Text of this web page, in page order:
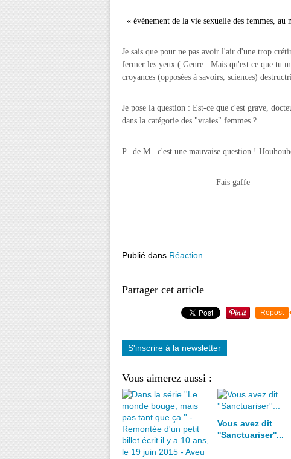
« événement de la vie sexuelle des femmes,
Je sais que pour ne pas avoir l'air d'une trop
fermer les yeux ( Genre : Mais qu'est ce que tu
croyances (opposées à savoirs, sciences)
Je pose la question : Est-ce que c'est grave,
dans la catégorie des "vraies" femmes ?
P...de M...c'est une mauvaise question !
Fais gaffe
Publié dans Réaction
Partager cet article
Repost
S'inscrire à la newsletter
Vous aimerez aussi :
Vous avez dit
''Sanctuariser''...